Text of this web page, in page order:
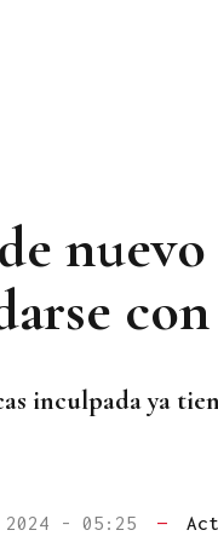
inculpada ya
2024 - 05:25 —